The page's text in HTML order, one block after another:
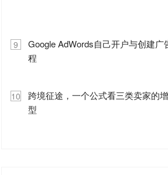
9
Google AdWords自己开户与创建广
程
10
跨境征途，一个公式看三类卖家的
型